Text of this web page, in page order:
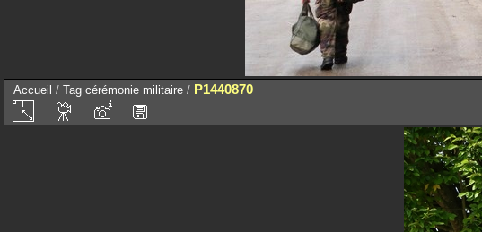
Accueil / Tag cérémonie militaire / P1440870